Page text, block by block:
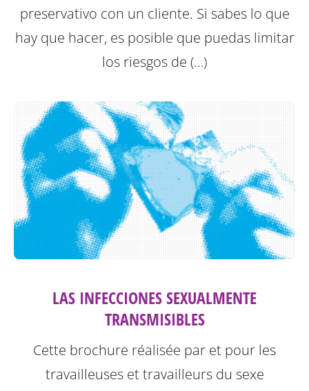
preservativo con un cliente. Si sabes lo que
hay que hacer, es posible que puedas limitar
los riesgos de (…)
LAS INFECCIONES SEXUALMENTE
TRANSMISIBLES
Cette brochure réalisée par et pour les
travailleuses et travailleurs du sexe